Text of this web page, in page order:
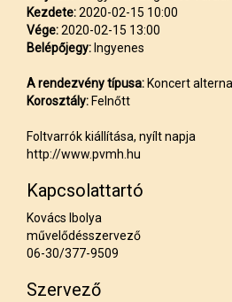
Kezdete:2020-02-15 10:00
Vége:2020-02-15 13:00
Belépőjegy: Ingyenes
A rendezvény típusa: Koncert
Korosztály: Felnőtt
Foltvarrók kiállítása, nyílt napja
http://www.pvmh.hu
Kapcsolattartó
Kovács Ibolya
művelődésszervező
06-30/377-9509
Szervező